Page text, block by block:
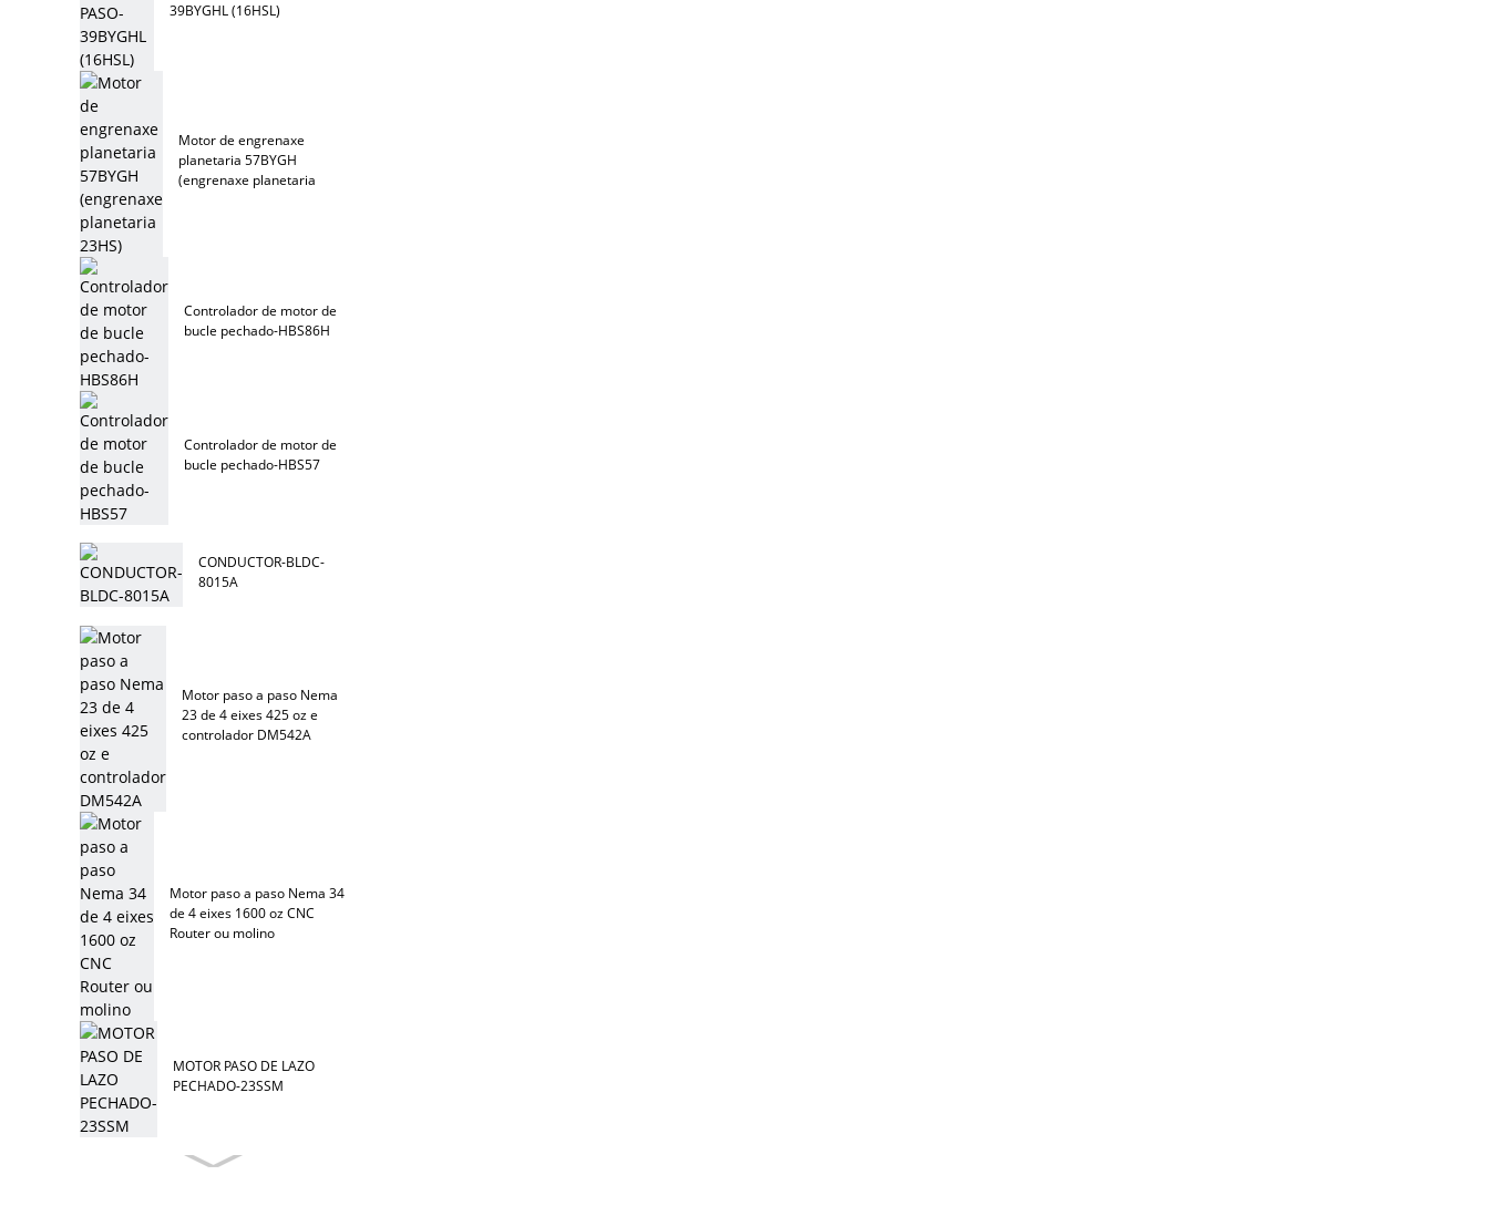
39BYGHL (16HSL)
Motor de engrenaxe
planetaria 57BYGH
(engrenaxe planetaria
Controlador de motor de
bucle pechado-HBS86H
Controlador de motor de
bucle pechado-HBS57
CONDUCTOR-BLDC-
8015A
Motor paso a paso Nema
23 de 4 eixes 425 oz e
controlador DM542A
Motor paso a paso Nema 34
de 4 eixes 1600 oz CNC
Router ou molino
MOTOR PASO DE LAZO
PECHADO-23SSM